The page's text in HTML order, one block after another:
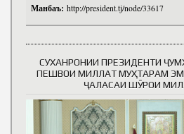
Манбаъ: http://president.tj/node/33617
СУХАНРОНИИ ПРЕЗИДЕНТИ
ПЕШВОИ МИЛЛАТ МУҲТАРАМ
ҶАЛАСАИ ШӮРОИ